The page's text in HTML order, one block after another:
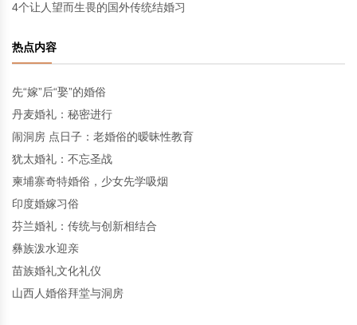
4个让人望而生畏的国外传统结婚习
热点内容
先“嫁”后“娶”的婚俗
丹麦婚礼：秘密进行
闹洞房 点日子：老婚俗的暧昧性教育
犹太婚礼：不忘圣战
柬埔寨奇特婚俗，少女先学吸烟
印度婚嫁习俗
芬兰婚礼：传统与创新相结合
彝族泼水迎亲
苗族婚礼文化礼仪
山西人婚俗拜堂与洞房